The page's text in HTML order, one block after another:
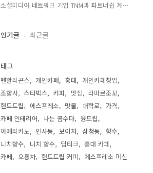
소셜미디어 네트워크 기업 TNM과 파트너쉽 계⋯
인기글 최근글
태그
펜할리곤스 개인카페 홍대
개인카페창업
조향사
스타벅스 커피 맛집
라마르조꼬
핸드드립
에스프레소 맛볼 대학로
가격
카페 인테리어
나는 꼼수다
융드립
아메리카노
인사동 보이차 삼청동
향수
니치향수
니치 향수 딥티크
홍대 카페
카페
오룡차 핸드드립 커피 에스프레소 머신